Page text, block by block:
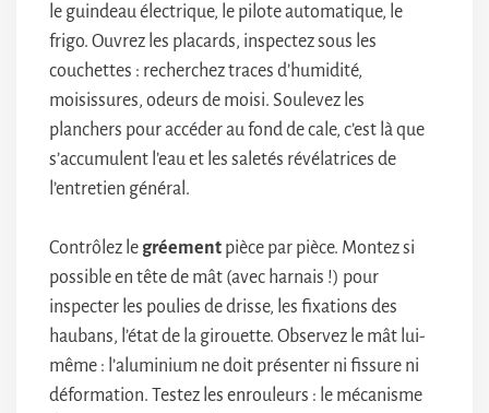
le guindeau électrique, le pilote automatique, le
frigo. Ouvrez les placards, inspectez sous les
couchettes : recherchez traces d’humidité,
moisissures, odeurs de moisi. Soulevez les
planchers pour accéder au fond de cale, c’est là que
s’accumulent l’eau et les saletés révélatrices de
l’entretien général.
Contrôlez le gréement pièce par pièce. Montez si
possible en tête de mât (avec harnais !) pour
inspecter les poulies de drisse, les fixations des
haubans, l’état de la girouette. Observez le mât lui-
même : l’aluminium ne doit présenter ni fissure ni
déformation. Testez les enrouleurs : le mécanisme